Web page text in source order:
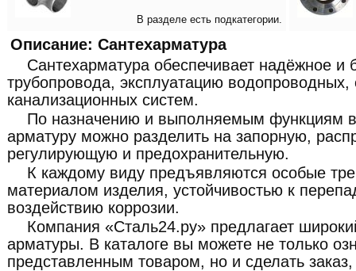
В разделе есть подкатегории.
Описание: Сантехарматура
Сантехарматура обеспечивает надёжное и
трубопровода, эксплуатацию водопроводных,
канализационных систем.
По назначению и выполняемым функциям
арматуру можно разделить на запорную,
регулирующую и предохранительную.
К каждому виду предъявляются особые
материалом изделия, устойчивостью к
воздействию коррозии.
Компания «Сталь24.ру» предлагает
арматуры. В каталоге вы можете не только
представленным товаром, но и сделать